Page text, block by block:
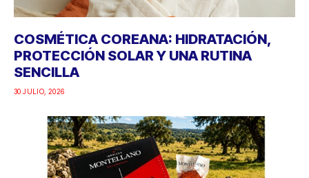
COSMÉTICA COREANA: HIDRATACIÓN,
PROTECCIÓN SOLAR Y UNA RUTINA
SENCILLA
30 JULIO, 2026